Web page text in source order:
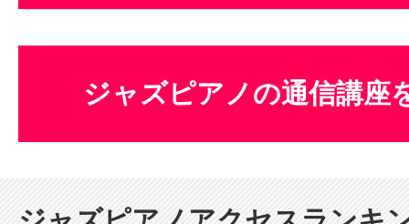
ジャズピアノの通信講座